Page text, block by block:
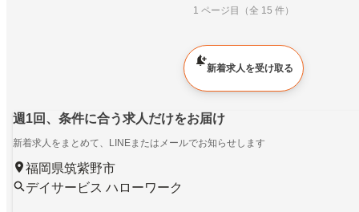
1 ページ目（全 15 件）
新着求人を受け取る
週1回、条件に合う求人だけをお届け
新着求人をまとめて、LINEまたはメールでお知らせします
福岡県筑紫野市
デイサービス ハローワーク